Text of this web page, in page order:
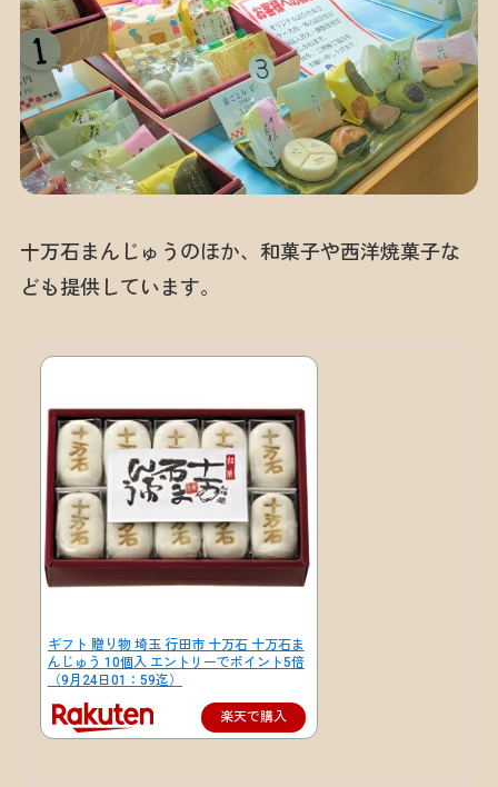
十万石まんじゅうのほか、和菓子や西洋焼菓子な
ども提供しています。
ギフト 贈り物 埼玉 行田市 十万石 十万石ま
んじゅう 10個入 エントリーでポイント5倍
（9月24日01：59迄）
楽天で購入